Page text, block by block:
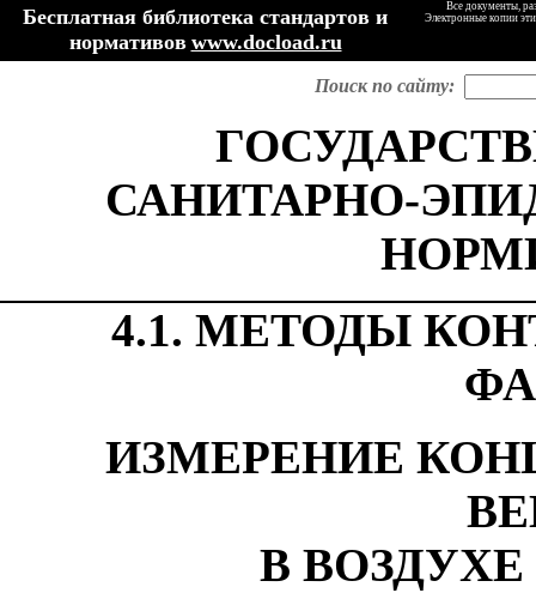
Бесплатная библиотека стандартов и
нормативов www.docload.ru
Все документы,
Электронные копии
Поиск по сайту:
САНИТАРНО-
4.1. МЕТОДЫ
ИЗМЕРЕНИЕ
В